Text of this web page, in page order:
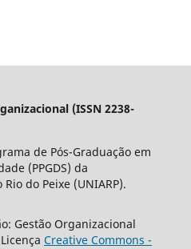
(ISSN 2238-
de Pós-Graduação em
(PPGDS) da
do Peixe (UNIARP).
Gestão Organizacional
Creative Commons -